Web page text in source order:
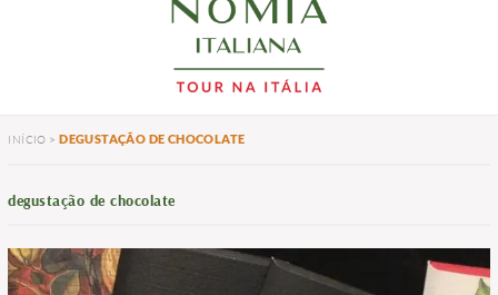
INÍCIO >DEGUSTAÇÃO DE CHOCOLATE
degustação de chocolate